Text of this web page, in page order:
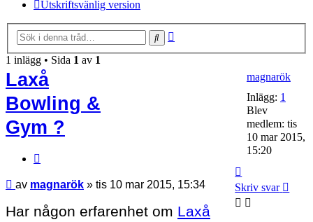
Utskriftsvänlig version
Sök
1 inlägg • Sida 1 av 1
magnarök
Inlägg: 1
Blev
medlem: tis
10 mar 2015,
15:20
Laxå
Bowling &
Gym ?
Inlägg
av magnarök » tis 10 mar 2015, 15:34
Har någon erfarenhet om Laxå
Skriv svar